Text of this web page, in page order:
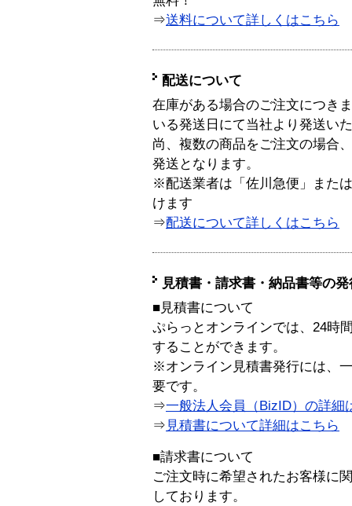
⇒送料について詳しくはこちら
配送について
在庫がある場合のご注文につき
いる発送日にて当社より発送い
尚、複数の商品をご注文の場合
発送となります。
※配送業者は「佐川急便」また
けます
⇒配送について詳しくはこちら
見積書・請求書・納品書等の
■見積書について
ぷらっとオンラインでは、24時
することができます。
※オンライン見積書発行には、
要です。
⇒一般法人会員（BizID）の詳細
⇒ 見積書について詳細はこちら
■請求書について
ご注文時に希望されたお客様に
しております。